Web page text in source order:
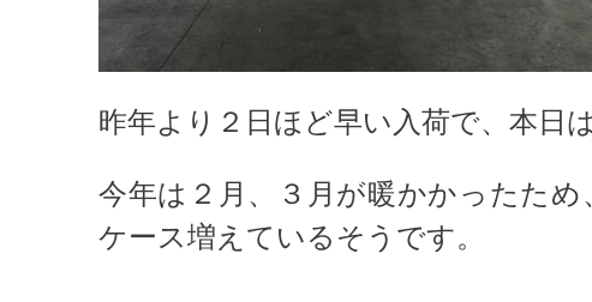
昨年より２日ほど早い入荷で、本日
今年は２月、３月が暖かかったた
ケース増えているそうです。